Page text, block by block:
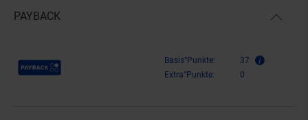
PAYBACK
Payback Punkte Basis°Punkte:
37
Extra°Punkte:
0